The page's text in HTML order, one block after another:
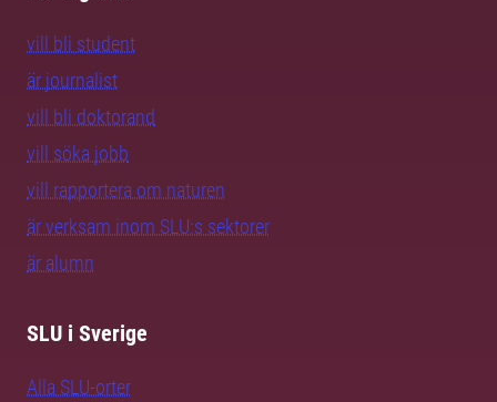
vill bli student
är journalist
vill bli doktorand
vill söka jobb
vill rapportera om naturen
är verksam inom SLU:s sektorer
är alumn
SLU i Sverige
Alla SLU-orter